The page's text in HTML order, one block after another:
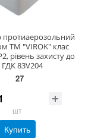
протиаерозольний
ТМ "VIROK" клас
рівень захисту до
ГДК 83V204
27
шт
Купить